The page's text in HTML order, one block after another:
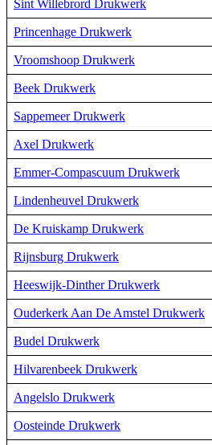
Sint Willebrord Drukwerk
Princenhage Drukwerk
Vroomshoop Drukwerk
Beek Drukwerk
Sappemeer Drukwerk
Axel Drukwerk
Emmer-Compascuum Drukwerk
Lindenheuvel Drukwerk
De Kruiskamp Drukwerk
Rijnsburg Drukwerk
Heeswijk-Dinther Drukwerk
Ouderkerk Aan De Amstel Drukwerk
Budel Drukwerk
Hilvarenbeek Drukwerk
Angelslo Drukwerk
Oosteinde Drukwerk